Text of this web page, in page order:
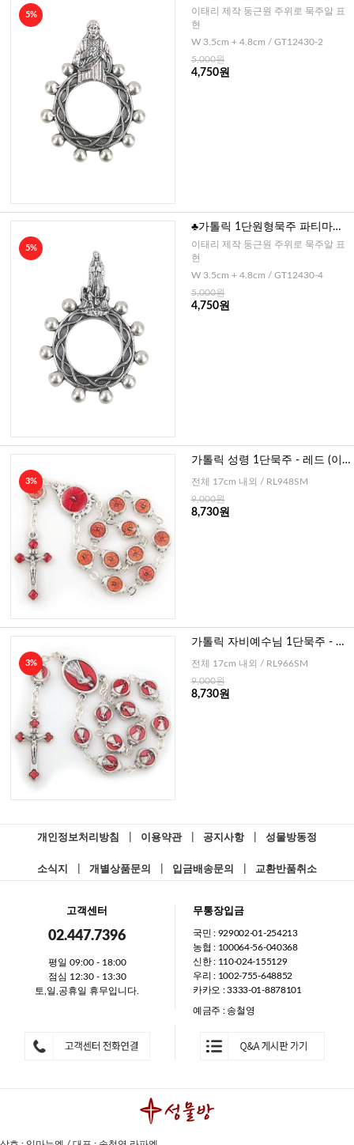
5%
(이태리)
이태리 제작 둥근원 주위로 묵주알 표
현
W 3.5cm + 4.8cm / GT12430-2
5,000원
4,750원
5%
♣가톨릭 1단원형묵주 파티마성
모(이태리)
이태리 제작 둥근원 주위로 묵주알 표
현
W 3.5cm + 4.8cm / GT12430-4
5,000원
4,750원
3%
가톨릭 성령 1단묵주 - 레드 (이
전체 17cm 내외 / RL948SM
9,000원
8,730원
3%
가톨릭 자비예수님 1단묵주 - 레
전체 17cm 내외 / RL966SM
9,000원
8,730원
개인정보처리방침 이용약관 공지사항 성물방동정
소식지 개별상품문의 입금배송문의 교환반품취소
고객센터
02.447.7396
평일 09:00 - 18:00
점심 12:30 - 13:30
토,일,공휴일 휴무입니다.
무통장입금
국민 : 929002-01-254213
농협 : 100064-56-040368
신한 : 110-024-155129
우리 : 1002-755-648852
카카오 : 3333-01-8878101
예금주 : 송철영